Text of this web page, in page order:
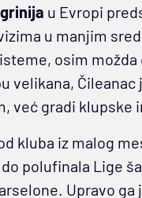
u Evropi
u manjim
osim možda
velikana,
već gradi klupske
kluba iz malog
polufinala Lige
Upravo ga